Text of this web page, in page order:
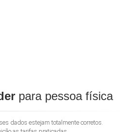
para pessoa física
dados estejam totalmente corretos.